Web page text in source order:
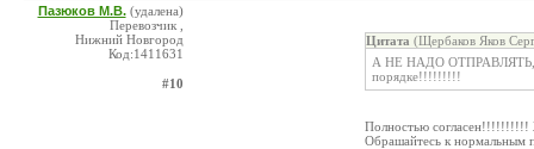
Пазюков М.В. (удалена)
Перевозчик ,
Нижний Новгород
Код:1411631
#10
Цитата (Щербаков Яков
А НЕ НАДО
порядке!!!!!!!!!
Полностью согласен!!!!!!!!!!
Обрашайтесь к нормальным